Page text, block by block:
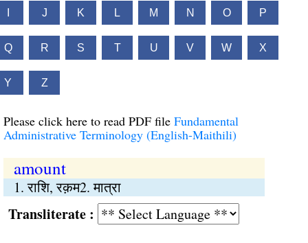
J K L M N O P
Q R S T U V W X
Y Z
Please click here to read PDF file Fundamental
Administrative Terminology (English-Maithili)
amount
1. राशि, रक़म2. मात्रा
: